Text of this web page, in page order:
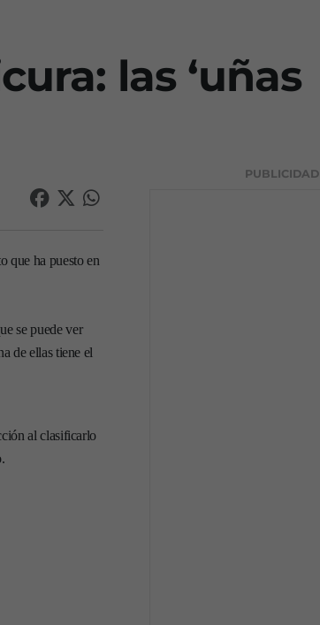
las ‘uñas
que ha puesto en
se puede ver
de ellas tiene el
al clasificarlo
PUBLICIDAD